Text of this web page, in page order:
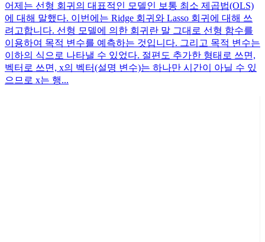
어제는 선형 회귀의 대표적인 모델인 보통 최소 제곱법(OLS)
에 대해 말했다. 이번에는 Ridge 회귀와 Lasso 회귀에 대해 쓰
려고합니다. 선형 모델에 의한 회귀란 말 그대로 선형 함수를
이용하여 목적 변수를 예측하는 것입니다. 그리고 목적 변수는
이하의 식으로 나타낼 수 있었다. 절편도 추가한 형태로 쓰면,
벡터로 쓰면, x의 벡터(설명 변수)는 하나만 시간이 아닐 수 있
으므로 x는 행...